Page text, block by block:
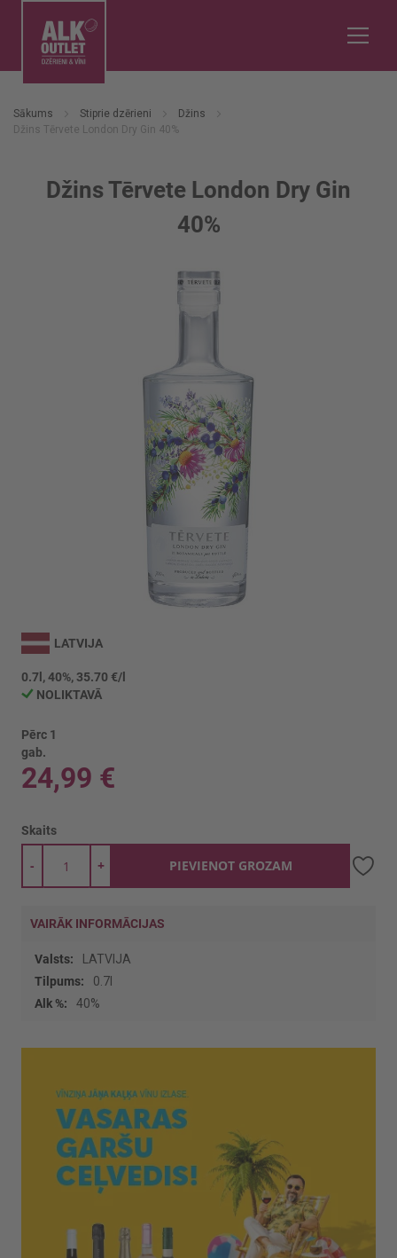
Sākums Stiprie dzērieni
Džins
Džins Tērvete London Dry Gin 40%
Džins Tērvete London Dry Gin
40%
uz
galerijas
sākumu
LATVIJA
0.7l, 40%, 35.70 €/l
NOLIKTAVĀ
Pērc 1
gab.
24,99 €
Skaits
+
- PIEVIENOT GROZAM
VAIRĀK INFORMĀCIJAS
Vairāk
informācijas
LATVIJA
0.7l
40%